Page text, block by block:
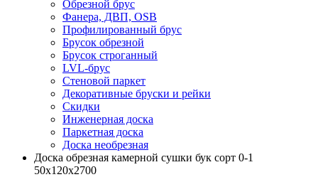
Обрезной брус
Фанера, ДВП, OSB
Профилированный брус
Брусок обрезной
Брусок строганный
LVL-брус
Стеновой паркет
Декоративные бруски и рейки
Скидки
Инженерная доска
Паркетная доска
Доска необрезная
Доска обрезная камерной сушки бук сорт 0-1
50х120х2700